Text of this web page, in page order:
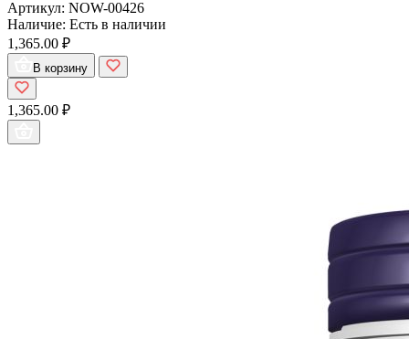
Артикул: NOW-00426
Наличие: Есть в наличии
1,365.00 ₽
В корзину
1,365.00 ₽